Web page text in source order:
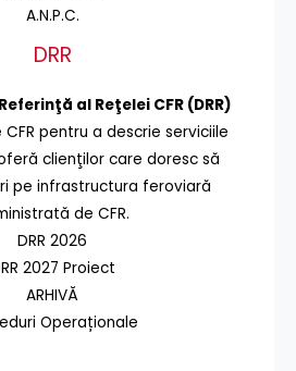
A.N.P.C.
DRR
al Reţelei CFR (DRR)
pentru a descrie serviciile
clienţilor care doresc să
pe infrastructura feroviară
de CFR.
DRR 2026
2027 Proiect
ARHIVĂ
Operaționale